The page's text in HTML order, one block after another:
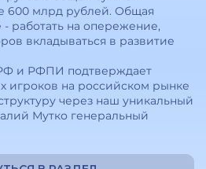
600 млрд рублей. Общая
- работать на опережение,
вкладываться в развитие
и РФПИ подтверждает
игроков на российском рынке
через наш уникальный
Мутко генеральный